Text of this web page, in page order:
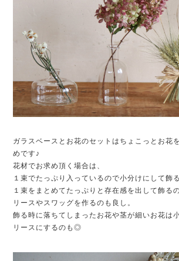
ガラスベースとお花のセットはちょこっとお花
めです♪
花材でお求め頂く場合は、
１束でたっぷり入っているので小分けにして飾
１束をまとめてたっぷりと存在感を出して飾る
リースやスワッグを作るのも良し。
飾る時に落ちてしまったお花や茎が細いお花は
リースにするのも◎